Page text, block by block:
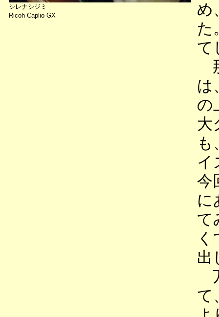
シレナシジミ
Ricoh Caplio GX
め
た
て
は
の
大
イ
今
に
て
出
て